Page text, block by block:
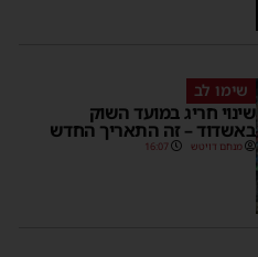
שימו לב
שינוי חריג במועד השוק
באשדוד – זה התאריך החדש
מנחם דויטש 16:07